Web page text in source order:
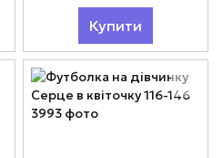
Купити